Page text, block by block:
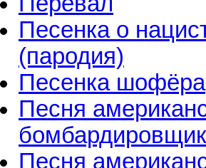
Песенка о
(пародия)
Песенка шофёра
Песня
Песня